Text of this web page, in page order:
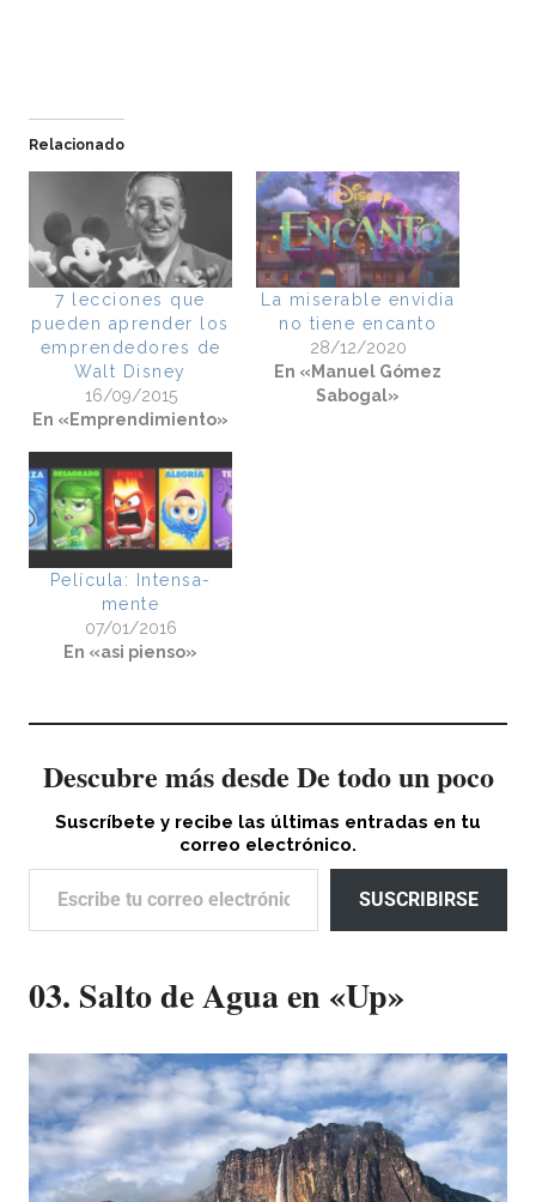
Relacionado
7 lecciones que
pueden aprender los
emprendedores de
Walt Disney
16/09/2015
En «Emprendimiento»
La miserable envidia
no tiene encanto
28/12/2020
En «Manuel Gómez
Sabogal»
Película: Intensa-
mente
07/01/2016
En «asi pienso»
Descubre más desde De todo un poco
Suscríbete y recibe las últimas entradas en tu
correo electrónico.
Escribe tu correo electrónico…
SUSCRIBIRSE
03. Salto de Agua en «Up»